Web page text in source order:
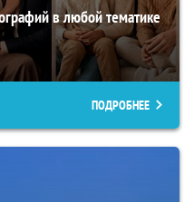
в любой тематике
ПОДРОБНЕЕ